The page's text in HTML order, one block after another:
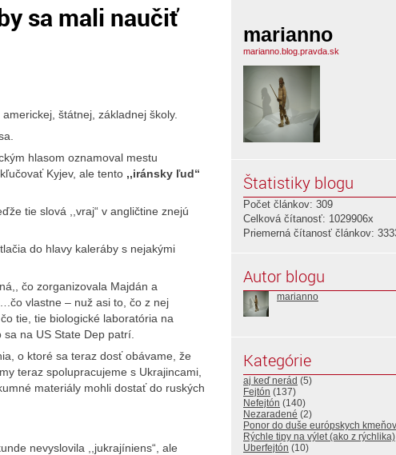
sa mali naučiť
štátnej, základnej školy.
hlasom oznamoval mestu
Kyjev, ale tento ,,iránsky ľud“
tie slová ,,vraj“ v angličtine znejú
do hlavy kaleráby s nejakými
čo zorganizovala Majdán a
vlastne – nuž asi to, čo z nej
tie, tie biologické laboratória na
na US State Dep patrí.
o ktoré sa teraz dosť obávame, že
teraz spolupracujeme s Ukrajincami,
materiály mohli dostať do ruských
nevyslovila ,,jukrajíniens“, ale
marianno
marianno.blog.pravda.sk
Štatistiky blogu
Počet článkov: 309
Celková čítanosť: 1029906x
Priemerná čítanosť článkov:
Autor blogu
marianno
Kategórie
aj keď nerád (5)
Fejtón (137)
Nefejtón (140)
Nezaradené (2)
Ponor do duše európskych kmeňov
Rýchle tipy na výlet (ako z rýchlika)
Uberfejtón (10)